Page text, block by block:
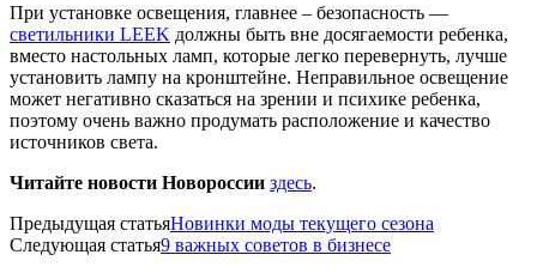
При установке освещения, главнее – безопасность —
cветильники LEEK должны быть вне досягаемости ребенка,
вместо настольных ламп, которые легко перевернуть, лучше
установить лампу на кронштейне. Неправильное освещение
может негативно сказаться на зрении и психике ребенка,
поэтому очень важно продумать расположение и качество
источников света.
Читайте новости Новороссии здесь.
Предыдущая статьяНовинки моды текущего сезона
Следующая статья9 важных советов в бизнесе